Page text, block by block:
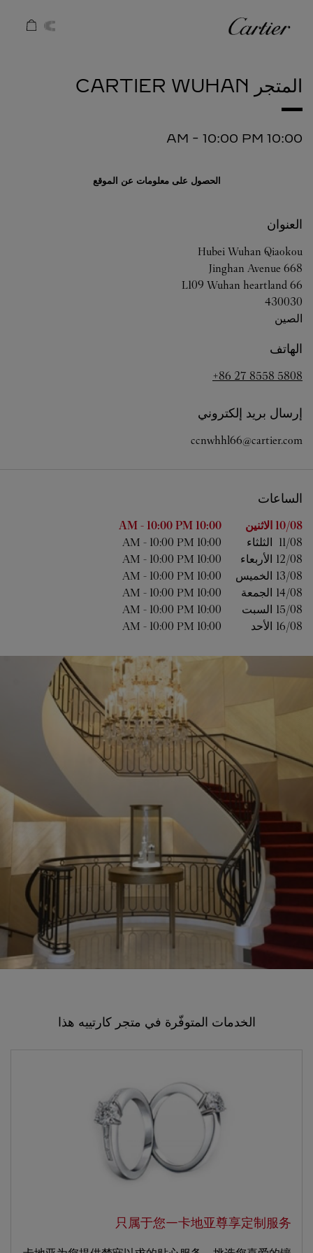
كارتييه
المتجر CARTIER WUHAN
10:00 AM
- 10:00 PM
الحصول على معلومات عن الموقع
العنوان
Hubei Wuhan Qiaokou
668 Jinghan Avenue
L109 Wuhan heartland 66
430030
الصين
الهاتف
+86 27 8558 5808
إرسال بريد إلكتروني
ccnwhhl66@cartier.com
الساعات
اليوم من الأسبوع الساعات 10/08 الاثنين 10:00 AM
- 10:00 PM
11/08 الثلثاء 10:00 AM
- 10:00 PM
12/08 الأربعاء 10:00 AM
- 10:00 PM
13/08 الخميس 10:00 AM
- 10:00 PM
14/08 الجمعة 10:00 AM
- 10:00 PM
15/08 السبت 10:00 AM
- 10:00 PM
16/08 الأحد 10:00 AM
- 10:00 PM
الخدمات المتوفّرة في متجر كارتييه هذا
只属于您—卡地亚尊享定制服务